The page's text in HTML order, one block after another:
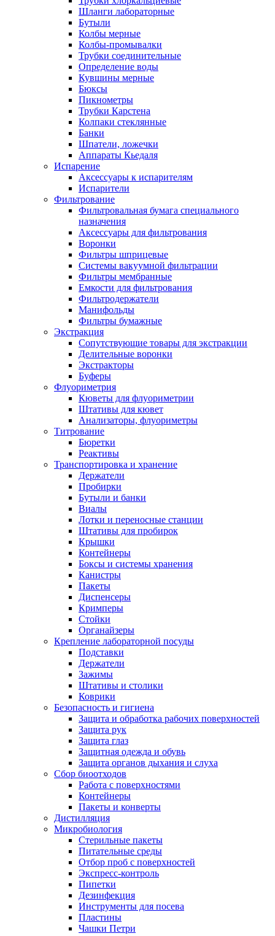
Шланги лабораторные
Бутыли
Колбы мерные
Колбы-промывалки
Трубки соединительные
Определение воды
Кувшины мерные
Бюксы
Пикнометры
Трубки Карстена
Колпаки стеклянные
Банки
Шпатели, ложечки
Аппараты Кьедаля
Испарение
Аксессуары к испарителям
Испарители
Фильтрование
Фильтровальная бумага специального
назначения
Аксессуары для фильтрования
Воронки
Фильтры шприцевые
Системы вакуумной фильтрации
Фильтры мембранные
Емкости для фильтрования
Фильтродержатели
Манифольды
Фильтры бумажные
Экстракция
Сопутствующие товары для экстракции
Делительные воронки
Экстракторы
Буферы
Флуориметрия
Кюветы для флуориметрии
Штативы для кювет
Анализаторы, флуориметры
Титрование
Бюретки
Реактивы
Транспортировка и хранение
Держатели
Пробирки
Бутыли и банки
Виалы
Лотки и переносные станции
Штативы для пробирок
Крышки
Контейнеры
Боксы и системы хранения
Канистры
Пакеты
Диспенсеры
Кримперы
Стойки
Органайзеры
Крепление лабораторной посуды
Подставки
Держатели
Зажимы
Штативы и столики
Коврики
Безопасность и гигиена
Защита и обработка рабочих поверхностей
Защита рук
Защита глаз
Защитная одежда и обувь
Защита органов дыхания и слуха
Сбор биоотходов
Работа с поверхностями
Контейнеры
Пакеты и конверты
Дистилляция
Микробиология
Стерильные пакеты
Питательные среды
Отбор проб с поверхностей
Экспресс-контроль
Пипетки
Дезинфекция
Инструменты для посева
Пластины
Чашки Петри